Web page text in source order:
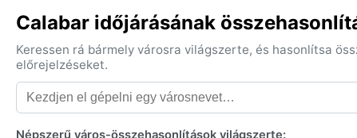
szelet hoz, ami homályba borítja a látóhatárt, és az
monszunesők miatt az áradások rendszeresek, főként az
Calabar időjárásának
Keressen rá bármely városra világszerte, és hasonlítsa
előrejelzéseket.
Népszerű város-összehasonlítások világszerte: